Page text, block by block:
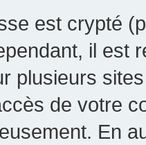
est crypté
il est
plusieurs
de votre
En